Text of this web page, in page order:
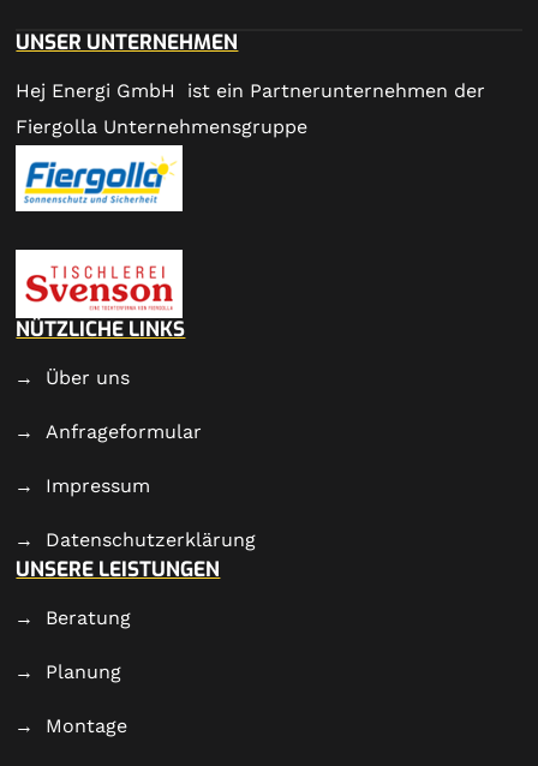
UNSER UNTERNEHMEN
Hej Energi GmbH ist ein Partnerunternehmen der
Fiergolla Unternehmensgruppe
NÜTZLICHE LINKS
Über uns
Anfrageformular
Impressum
Datenschutzerklärung
UNSERE LEISTUNGEN
Beratung
Planung
Montage